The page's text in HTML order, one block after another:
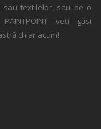
sau textilelor, sau de o
veți găsi
chiar acum!